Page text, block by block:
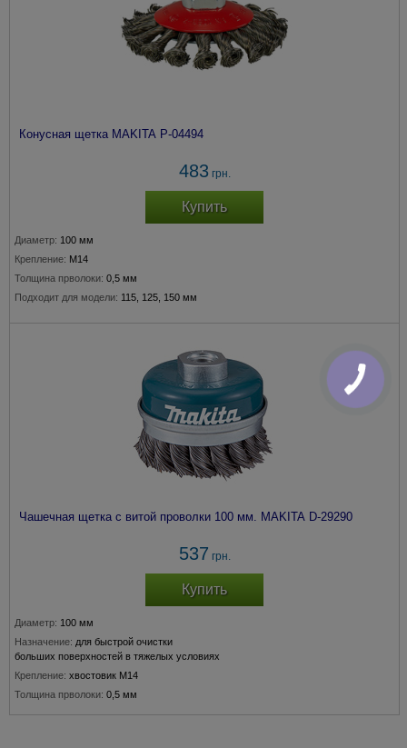
Конусная щетка MAKITA P-04494
483грн.
Купить
Диаметр: 100 мм
Крепление: M14
Толщина прволоки: 0,5 мм
Подходит для модели: 115, 125, 150 мм
Чашечная щетка c витой проволки 100 мм. MAKITA D-29290
537 грн.
Купить
Диаметр: 100 мм
Назначение: для быстрой очистки
больших поверхностей в тяжелых условиях
Крепление: хвостовик М14
Толщина прволоки: 0,5 мм
Подходит для модели: 180, 230 мм